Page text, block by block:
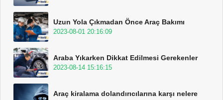
Uzun Yola Çıkmadan Önce Araç Bakımı
2023-08-01 20:16:09
Araba Yıkarken Dikkat Edilmesi Gerekenler
2023-08-14 15:16:15
Araç kiralama dolandırıcılarına karşı nelere